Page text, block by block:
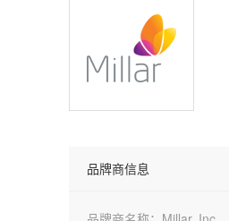
品牌商信息